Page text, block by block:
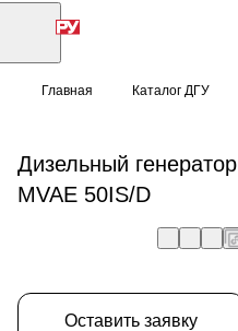
Главная Каталог ДГУ
Дизельный генератор
MVAE 50IS/D
Оставить заявку